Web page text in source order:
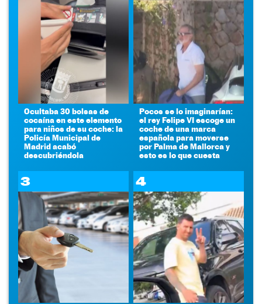
Ocultaba 30 bolsas de
cocaína en este elemento
para niños de su coche: la
Policía Municipal de
Madrid acabó
descubriéndola
Pocos se lo imaginarían:
el rey Felipe VI escoge un
coche de una marca
española para moverse
por Palma de Mallorca y
esto es lo que cuesta
3 4